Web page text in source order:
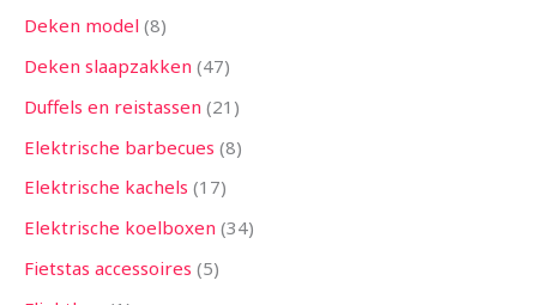
Deken model 8
Deken slaapzakken 47
Duffels en reistassen 21
Elektrische barbecues 8
Elektrische kachels 17
Elektrische koelboxen 34
Fietstas accessoires 5